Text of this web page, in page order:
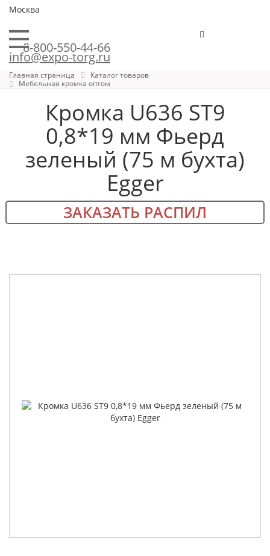
Москва
8-800-550-44-66
info@expo-torg.ru
Главная страница
Каталог товаров
Мебельная кромка оптом
Кромка U636 ST9
0,8*19 мм Фьерд
зеленый (75 м бухта)
Egger
ЗАКАЗАТЬ РАСПИЛ